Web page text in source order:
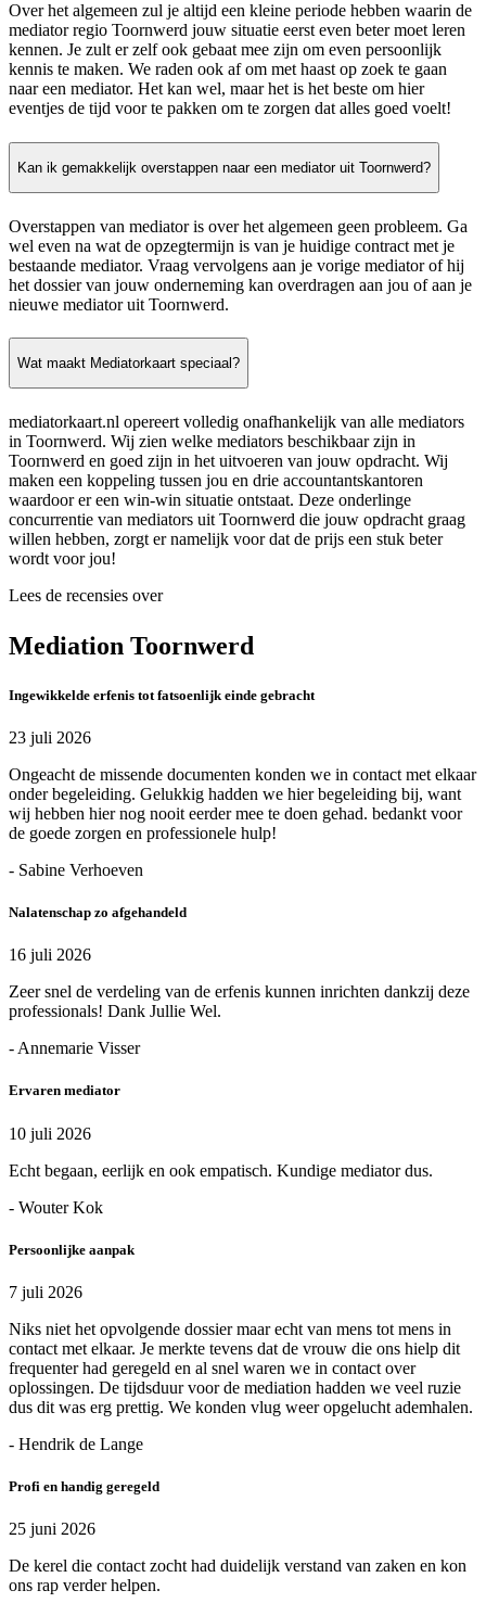
Over het algemeen zul je altijd een kleine periode hebben waarin de
mediator regio Toornwerd jouw situatie eerst even beter moet leren
kennen. Je zult er zelf ook gebaat mee zijn om even persoonlijk
kennis te maken. We raden ook af om met haast op zoek te gaan
naar een mediator. Het kan wel, maar het is het beste om hier
eventjes de tijd voor te pakken om te zorgen dat alles goed voelt!
Kan ik gemakkelijk overstappen naar een mediator uit Toornwerd?
Overstappen van mediator is over het algemeen geen probleem. Ga
wel even na wat de opzegtermijn is van je huidige contract met je
bestaande mediator. Vraag vervolgens aan je vorige mediator of hij
het dossier van jouw onderneming kan overdragen aan jou of aan je
nieuwe mediator uit Toornwerd.
Wat maakt Mediatorkaart speciaal?
mediatorkaart.nl opereert volledig onafhankelijk van alle mediators
in Toornwerd. Wij zien welke mediators beschikbaar zijn in
Toornwerd en goed zijn in het uitvoeren van jouw opdracht. Wij
maken een koppeling tussen jou en drie accountantskantoren
waardoor er een win-win situatie ontstaat. Deze onderlinge
concurrentie van mediators uit Toornwerd die jouw opdracht graag
willen hebben, zorgt er namelijk voor dat de prijs een stuk beter
wordt voor jou!
Lees de recensies over
Mediation Toornwerd
Ingewikkelde erfenis tot fatsoenlijk einde gebracht
23 juli 2026
Ongeacht de missende documenten konden we in contact met elkaar
onder begeleiding. Gelukkig hadden we hier begeleiding bij, want
wij hebben hier nog nooit eerder mee te doen gehad. bedankt voor
de goede zorgen en professionele hulp!
- Sabine Verhoeven
Nalatenschap zo afgehandeld
16 juli 2026
Zeer snel de verdeling van de erfenis kunnen inrichten dankzij deze
professionals! Dank Jullie Wel.
- Annemarie Visser
Ervaren mediator
10 juli 2026
Echt begaan, eerlijk en ook empatisch. Kundige mediator dus.
- Wouter Kok
Persoonlijke aanpak
7 juli 2026
Niks niet het opvolgende dossier maar echt van mens tot mens in
contact met elkaar. Je merkte tevens dat de vrouw die ons hielp dit
frequenter had geregeld en al snel waren we in contact over
oplossingen. De tijdsduur voor de mediation hadden we veel ruzie
dus dit was erg prettig. We konden vlug weer opgelucht ademhalen.
- Hendrik de Lange
Profi en handig geregeld
25 juni 2026
De kerel die contact zocht had duidelijk verstand van zaken en kon
ons rap verder helpen.